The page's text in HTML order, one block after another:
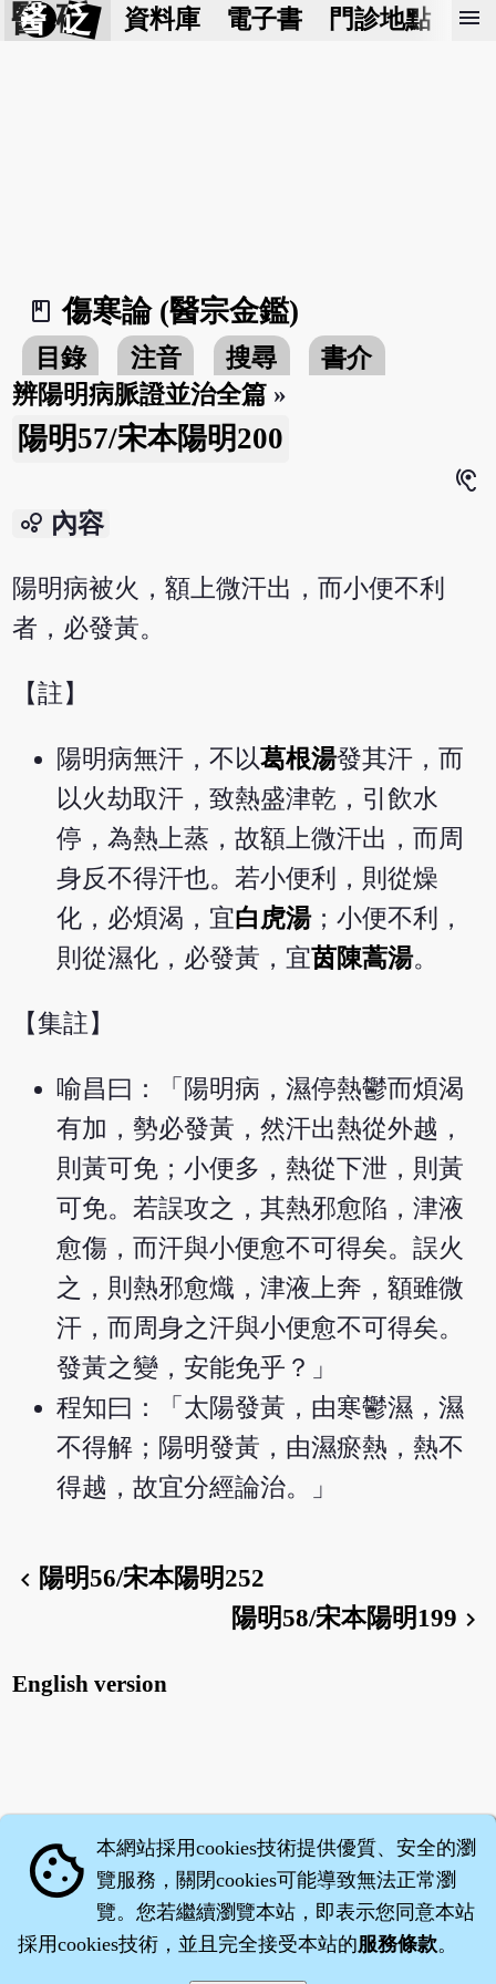
醫 砭 資料庫 電子書 門診地點 預
menu
book_2
傷寒論 (醫宗金鑑)
目錄 注音 搜尋
書介
辨陽明病脈證並治全篇 »
陽明57/宋本陽明200
hearing
bubble_chart 內容
陽明病被火，額上微汗出，而小便不利
者，必發黃。
【註】
陽明病無汗，不以葛根湯發其汗，而
以火劫取汗，致熱盛津乾，引飲水
停，為熱上蒸，故額上微汗出，而周
身反不得汗也。若小便利，則從燥
化，必煩渴，宜白虎湯；小便不利，
則從濕化，必發黃，宜茵陳蒿湯。
【集註】
喻昌曰：「陽明病，濕停熱鬱而煩渴
有加，勢必發黃，然汗出熱從外越，
則黃可免；小便多，熱從下泄，則黃
可免。若誤攻之，其熱邪愈陷，津液
愈傷，而汗與小便愈不可得矣。誤火
之，則熱邪愈熾，津液上奔，額雖微
汗，而周身之汗與小便愈不可得矣。
發黃之變，安能免乎？」
程知曰：「太陽發黃，由寒鬱濕，濕
不得解；陽明發黃，由濕瘀熱，熱不
得越，故宜分經論治。」
chevron_left 陽明56/宋本陽明252
陽明58/宋本陽明199 chevron_right
English version
cookie 本網站採用cookies技術提供優質、安全的瀏
覽服務，關閉cookies可能導致無法正常瀏
覽。您若繼續瀏覽本站，即表示您同意本站
採用cookies技術，並且完全接受本站的服務條款。